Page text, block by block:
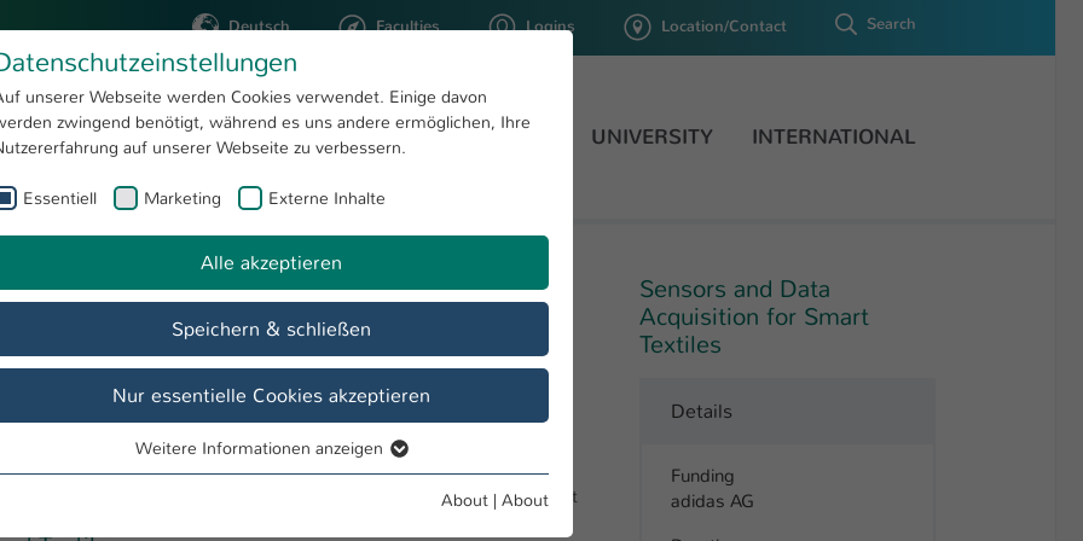
Deutsch Faculties Logins Location/Contact Search
STUDYING RESEARCH UNIVERSITY INTERNATIONAL
Sensors and Data Acquisition for Smart Textiles
10 compact BLE transmitter with humidity and temperature sensors.
and Windows-PC allows versatile measurement setups for different
Sensors and Data
Acquisition for Smart
Textiles
Details
Funding
adidas AG
unserer Webseite werden Cookies verwendet. Einige davon
zwingend benötigt, während es uns andere ermöglichen, Ihre
auf unserer Webseite zu verbessern.
Essentiell Marketing Externe Inhalte
Alle akzeptieren
Speichern & schließen
Nur essentielle Cookies akzeptieren
Essentielle Cookies werden für grundlegende Funktionen der
Weitere Informationen anzeigen
About | About